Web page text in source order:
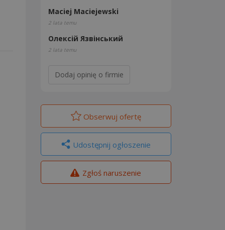
Maciej Maciejewski
2 lata temu
Олексій Язвінський
2 lata temu
Dodaj opinię o firmie
Obserwuj ofertę
Udostępnij ogłoszenie
Zgłoś naruszenie